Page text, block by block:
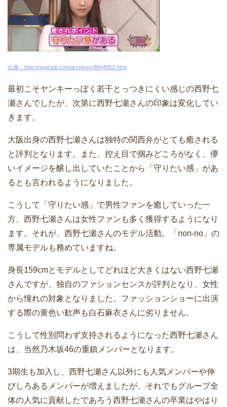
出典：http://nogiradi.com/archives/8844852.html
最初こそヤンキーっぽく若干とっつきにくい感じの西野七
瀬さんでしたが、次第に西野七瀬さんの印象は変化してい
きます。
大阪出身の西野七瀬さんは独特の関西弁がとても癒される
と評判となります。また、控え目で掴みどころがなく、儚
いイメージを醸し出していたことから「守りたい感」があ
るとも言われるようになりました。
こうして「守りたい感」で男性ファンを癒していった一
方、西野七瀬さんは女性ファンも多く獲得するようになり
ます。それが、西野七瀬さんのモデル活動。「non-no」の
専属モデルも務めていますね。
身長159cmとモデルとしてどれほど大きくはない西野七瀬
さんですが、独自のファションセンスが評判となり、女性
から憧れの対象となりました。ファッションショーに出演
する際の黄色い歓声も白石麻衣さんに劣りません。
こうして性別問わず支持されるようになった西野七瀬さん
は、当然乃木坂46の重鎮メンバーとなります。
3期生も加入し、西野七瀬さん以外にも人気メンバーや伸
びしろあるメンバーが増えましたが、それでもグループ全
体の人気に貢献したであろう西野七瀬さんの卒業はやはり